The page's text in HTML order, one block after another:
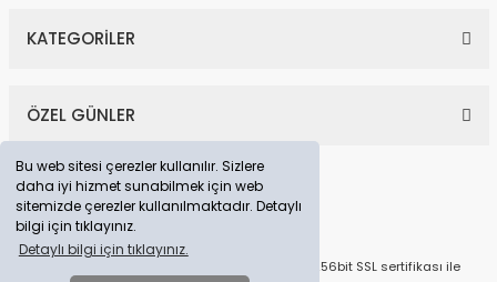
Bu web sitesi çerezler kullanılır. Sizlere
daha iyi hizmet sunabilmek için web
sitemizde çerezler kullanılmaktadır. Detaylı
bilgi için tıklayınız.
Detaylı bilgi için tıklayınız.
KATEGORİLER
ÖZEL GÜNLER
© Tüm Hakları Saklıdır. Kredi kartı bilgileriniz 256bit SSL sertifikası ile